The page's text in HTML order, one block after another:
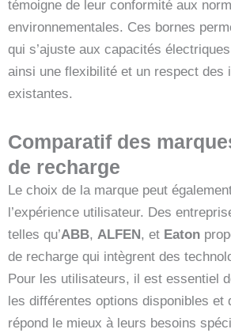
témoigne de leur conformité aux
environnementales. Ces bornes
qui s’ajuste aux capacités
ainsi une flexibilité et un respect des
existantes.
Comparatif des
de recharge
Le choix de la marque peut
l’expérience utilisateur. Des
telles qu’ABB, ALFEN, et Eaton
de recharge qui intègrent des
Pour les utilisateurs, il est essentiel
les différentes options disponibles et
répond le mieux à leurs besoins